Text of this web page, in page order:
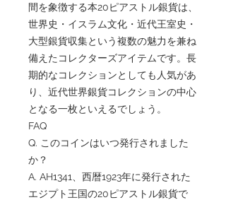
間を象徴する本20ピアストル銀貨は、
世界史・イスラム文化・近代王室史・
大型銀貨収集という複数の魅力を兼ね
備えたコレクターズアイテムです。長
期的なコレクションとしても人気があ
り、近代世界銀貨コレクションの中心
となる一枚といえるでしょう。
FAQ
Q. このコインはいつ発行されました
か？
A. AH1341、西暦1923年に発行された
エジプト王国の20ピアストル銀貨で